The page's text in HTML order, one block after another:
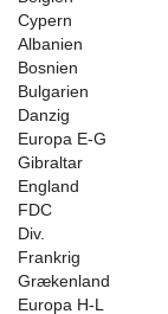
Cypern
Albanien
Bosnien
Bulgarien
Danzig
Europa E-G
Gibraltar
England
FDC
Div.
Frankrig
Grækenland
Europa H-L